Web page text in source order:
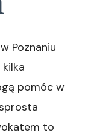
Poznaniu
pomóc w
to